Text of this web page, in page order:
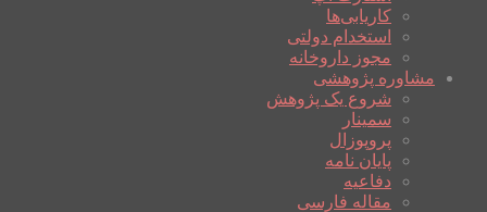
کاریابی‌ها
استخدام دولتی
مجوز داروخانه
مشاوره پژوهشی
شروع یک پژوهش
سمینار
پروپوزال
پایان نامه
دفاعیه
مقاله فارسی